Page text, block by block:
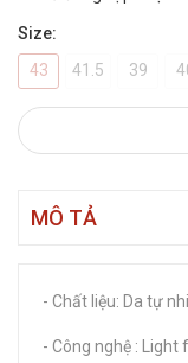
Size:
43
41.5 39
MÔ TẢ
- Chất liệu: Da tự
- Công nghệ : Light